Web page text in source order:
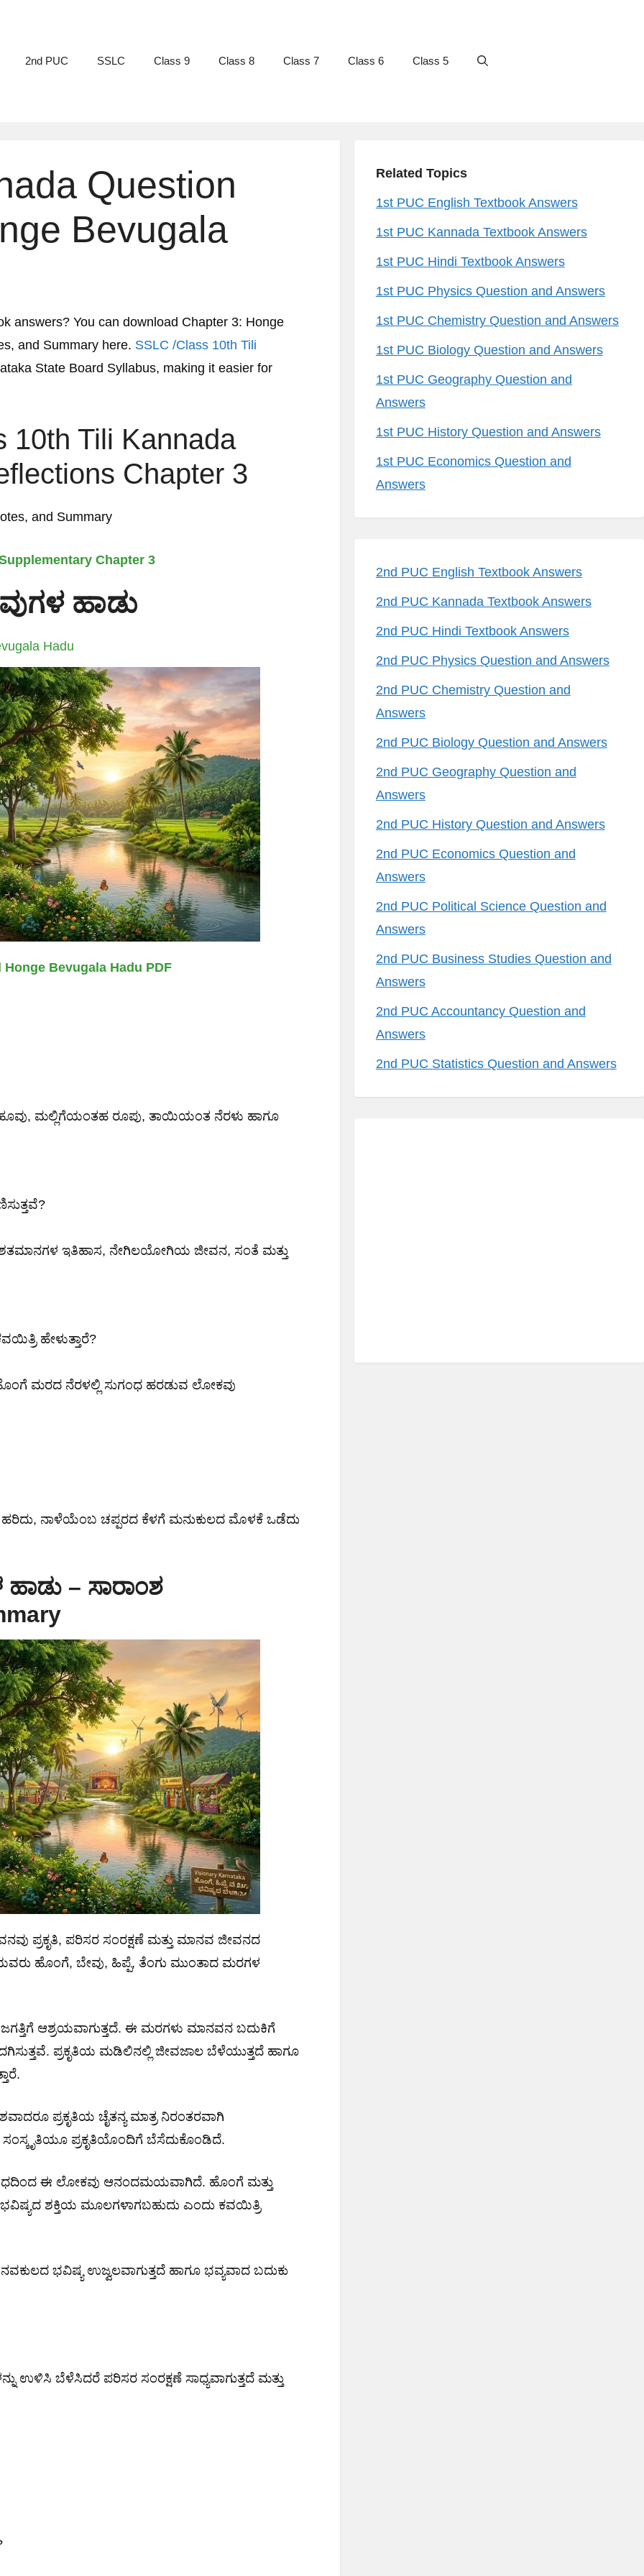
2nd PUC SSLC Class 9 Class 8 Class 7 Class 6 Class 5
Question
Bevugala
answers? You can download Chapter 3: Honge
and Summary here. SSLC /Class 10th Tili
State Board Syllabus, making it easier for
10th Tili Kannada
Chapter 3
and Summary
Chapter 3
ಹಾಡು
Hadu
Bevugala Hadu PDF
ಮಲ್ಲಿಗೆಯಂತಹ ರೂಪು, ತಾಯಿಯಂತ ನೆರಳು ಹಾಗೂ
ಇತಿಹಾಸ, ನೇಗಿಲಯೋಗಿಯ ಜೀವನ, ಸಂತೆ ಮತ್ತು
ಹೇಳುತ್ತಾರೆ?
ಹೊಂಗೆ ಮರದ ನೆರಳಲ್ಲಿ ಸುಗಂಧ ಹರಡುವ ಲೋಕವು
ನಾಳೆಯೆಂಬ ಚಪ್ಪರದ ಕೆಳಗೆ ಮನುಕುಲದ ಮೊಳಕೆ ಒಡೆದು
– ಸಾರಾಂಶ
ಪ್ರಕೃತಿ, ಪರಿಸರ ಸಂರಕ್ಷಣೆ ಮತ್ತು ಮಾನವ ಜೀವನದ
ಹೊಂಗೆ, ಬೇವು, ಹಿಪ್ಪೆ, ತೆಂಗು ಮುಂತಾದ ಮರಗಳ
ಆಶ್ರಯವಾಗುತ್ತದೆ. ಈ ಮರಗಳು ಮಾನವನ ಬದುಕಿಗೆ
ಪ್ರಕೃತಿಯ ಮಡಿಲಿನಲ್ಲಿ ಜೀವಜಾಲ ಬೆಳೆಯುತ್ತದೆ ಹಾಗೂ
ಪ್ರಕೃತಿಯ ಚೈತನ್ಯ ಮಾತ್ರ ನಿರಂತರವಾಗಿ
ಸಂಸ್ಕೃತಿಯೂ ಪ್ರಕೃತಿಯೊಂದಿಗೆ ಬೆಸೆದುಕೊಂಡಿದೆ.
ಈ ಲೋಕವು ಆನಂದಮಯವಾಗಿದೆ. ಹೊಂಗೆ ಮತ್ತು
ಶಕ್ತಿಯ ಮೂಲಗಳಾಗಬಹುದು ಎಂದು ಕವಯಿತ್ರಿ
ಭವಿಷ್ಯ ಉಜ್ವಲವಾಗುತ್ತದೆ ಹಾಗೂ ಭವ್ಯವಾದ ಬದುಕು
ಉಳಿಸಿ ಬೆಳೆಸಿದರೆ ಪರಿಸರ ಸಂರಕ್ಷಣೆ ಸಾಧ್ಯವಾಗುತ್ತದೆ ಮತ್ತು
Related Topics
1st PUC English Textbook Answers
1st PUC Kannada Textbook Answers
1st PUC Hindi Textbook Answers
1st PUC Physics Question and Answers
1st PUC Chemistry Question and Answers
1st PUC Biology Question and Answers
1st PUC Geography Question and
Answers
1st PUC History Question and Answers
1st PUC Economics Question and
Answers
2nd PUC English Textbook Answers
2nd PUC Kannada Textbook Answers
2nd PUC Hindi Textbook Answers
2nd PUC Physics Question and Answers
2nd PUC Chemistry Question and
Answers
2nd PUC Biology Question and Answers
2nd PUC Geography Question and
Answers
2nd PUC History Question and Answers
2nd PUC Economics Question and
Answers
2nd PUC Political Science Question and
Answers
2nd PUC Business Studies Question and
Answers
2nd PUC Accountancy Question and
Answers
2nd PUC Statistics Question and Answers